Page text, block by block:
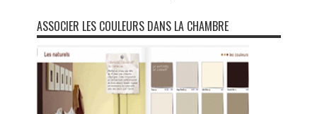
ASSOCIER LES COULEURS DANS LA CHAMBRE